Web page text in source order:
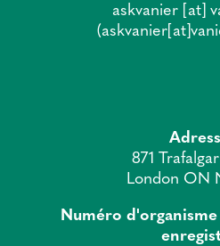
askvanier [at]
871
London ON
Numéro